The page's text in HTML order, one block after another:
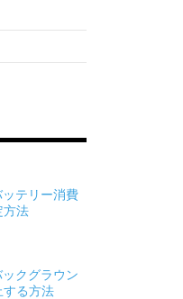
テリー消費
方法
クグラウン
する方法